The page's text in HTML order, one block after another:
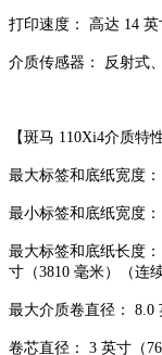
打印速度： 高达 14
介质传感器： 反射式
【斑马 110Xi4介质特性
最大标签和底纸宽度
最小标签和底纸宽度
最大标签和底纸长度
寸（3810 毫米）（连
最大介质卷直径：
卷芯直径： 3 英寸（